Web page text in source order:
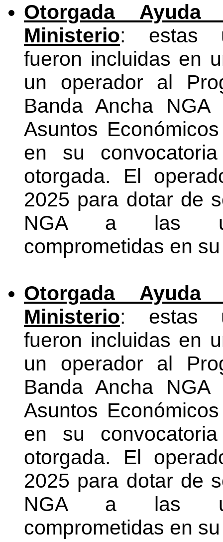
Otorgada
Ministerio: estas
fueron incluidas en
un operador al
Banda Ancha
Asuntos
en su
otorgada. El
2025 para dotar de
NGA a las
comprometidas en
Otorgada
Ministerio: estas
fueron incluidas en
un operador al
Banda Ancha
Asuntos
en su
otorgada. El
2025 para dotar de
NGA a las
comprometidas en